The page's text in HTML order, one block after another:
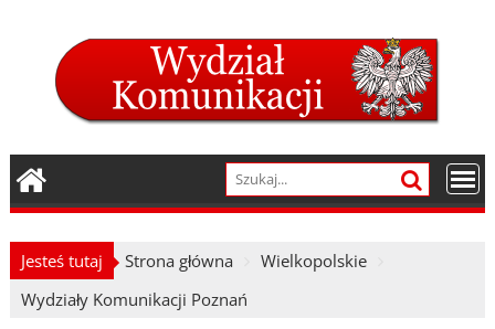
Jesteś tutaj Strona główna
Wielkopolskie
Wydziały Komunikacji Poznań